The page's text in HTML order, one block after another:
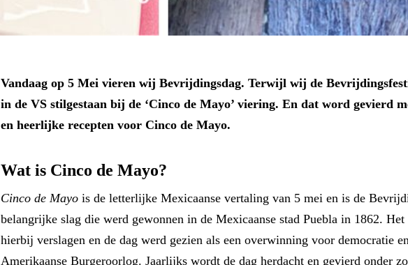
Vandaag op 5 Mei vieren wij Bevrijdingsdag. Terwijl wij de
in de VS stilgestaan bij de ‘Cinco de Mayo’ viering. En dat word gevierd
en heerlijke recepten voor Cinco de Mayo.
Wat is Cinco de Mayo?
Cinco de Mayois de letterlijke Mexicaanse vertaling van 5 mei en is de
belangrijke slag die werd gewonnen in de Mexicaanse stad Puebla in 1862. Het
hierbij verslagen en de dag werd gezien als een overwinning voor democratie
Amerikaanse Burgeroorlog. Jaarlijks wordt de dag herdacht en gevierd onder